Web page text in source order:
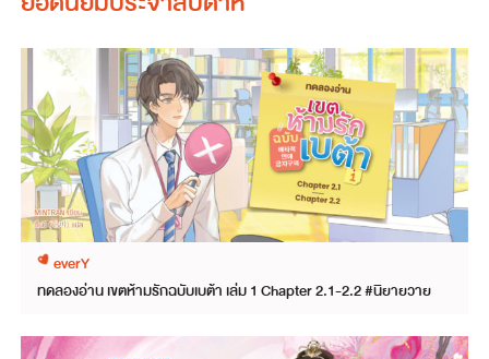
everY
ทดลองอ่าน เขตห้ามรักฉบับเบต้า เล่ม 1 Chapter 2.1-2.2 #นิยายวาย